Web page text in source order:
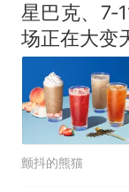
星巴克、
场正在大变
颤抖的熊猫